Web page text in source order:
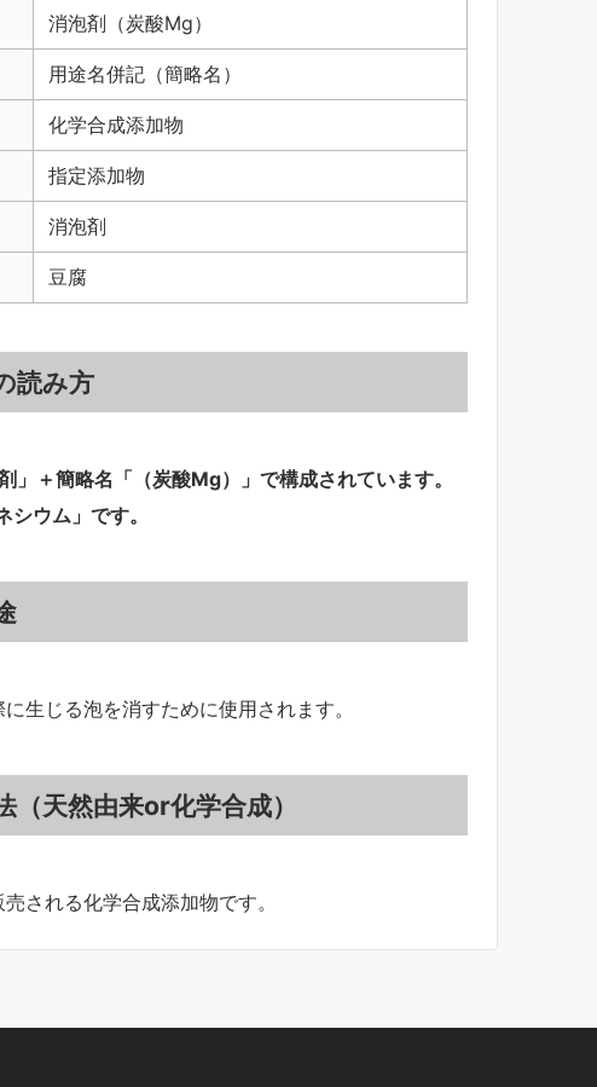
消泡剤（炭酸Mg）
用途名併記（簡略名）
化学合成添加物
指定添加物
消泡剤
豆腐
読み方
」＋簡略名「（炭酸Mg）」で構成されています。
ウム」です。
生じる泡を消すために使用されます。
（天然由来or化学合成）
される化学合成添加物です。